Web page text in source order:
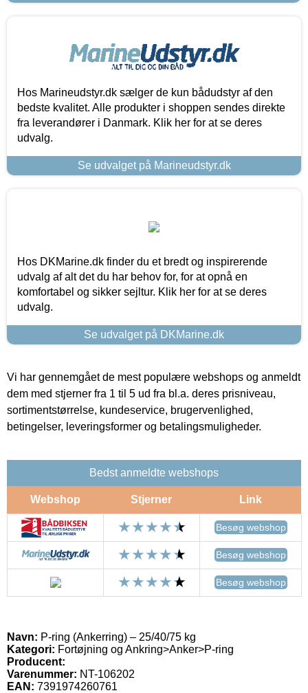
Hos Marineudstyr.dk sælger de kun bådudstyr af den
bedste kvalitet. Alle produkter i shoppen sendes direkte
fra leverandører i Danmark. Klik her for at se deres
udvalg.
Se udvalget på Marineudstyr.dk
Hos DKMarine.dk finder du et bredt og inspirerende
udvalg af alt det du har behov for, for at opnå en
komfortabel og sikker sejltur. Klik her for at se deres
udvalg.
Se udvalget på DKMarine.dk
Vi har gennemgået de mest populære webshops og anmeldt
dem med stjerner fra 1 til 5 ud fra bl.a. deres prisniveau,
sortimentstørrelse, kundeservice, brugervenlighed,
betingelser, leveringsformer og betalingsmuligheder.
Bedst anmeldte webshops
Webshop Stjerner Link
Besøg webshop
Besøg webshop
Besøg webshop
Navn: P-ring (Ankerring) – 25/40/75 kg
Kategori: Fortøjning og Ankring>Anker>P-ring
Producent:
Varenummer: NT-106202
EAN: 7391974260761